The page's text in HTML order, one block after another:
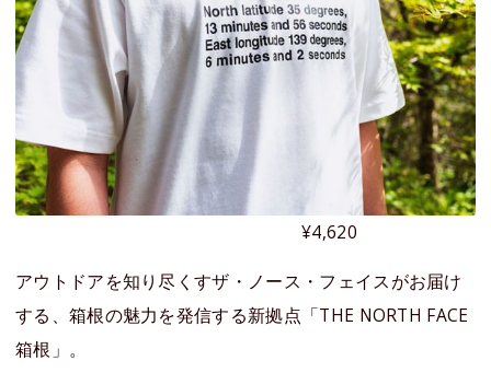
¥4,620
アウトドアを知り尽くすザ・ノース・フェイスがお届け
する、箱根の魅力を発信する新拠点「THE NORTH FACE
箱根」。